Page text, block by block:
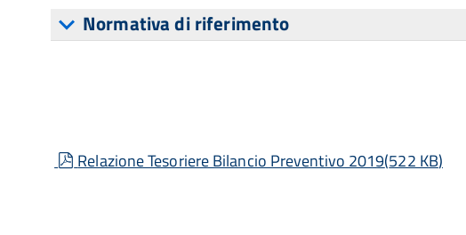
Normativa di riferimento
pdf
Relazione Tesoriere Bilancio Preventivo 2019(522 KB)